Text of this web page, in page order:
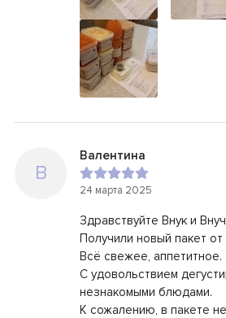
В
Валентина
24 марта 2025
Здравствуйте Внук и
Получили новый пакет от
Всё свежее, аппетитное.
С удовольствием
незнакомыми блюдами.
К сожалению, в пакете